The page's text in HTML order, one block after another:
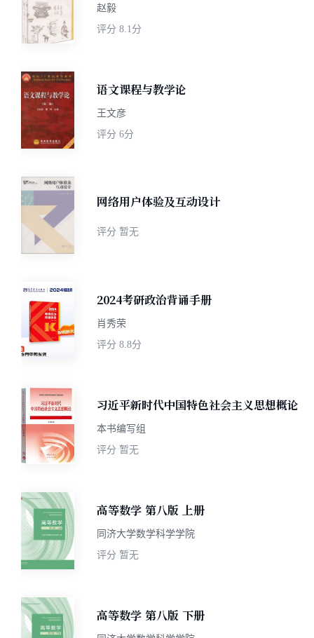
赵毅
评分 8.1分
语文课程与教学论
王文彦
评分 6分
网络用户体验及互动设计
评分 暂无
2024考研政治背诵手册
肖秀荣
评分 8.8分
习近平新时代中国特色社会主义思想概论
本书编写组
评分 暂无
高等数学 第八版 上册
同济大学数学科学学院
评分 暂无
高等数学 第八版 下册